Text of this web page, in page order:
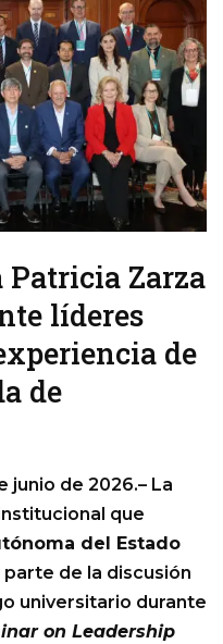
Zarza
líderes
de
de
junio de 2026.– La
que
del Estado
de la discusión
universitario durante
on Leadership